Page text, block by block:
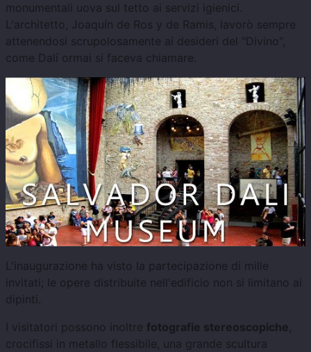
monumentali uova sul tetto ai servizi igienici.
L'architetto, Joaquín de Ros y de Ramis, lavorò sempre
attenendosi scrupolosamente ai desideri del "Divino",
come Dalí ormai si faceva chiamare.
L'inaugurazione ha visto la partecipazione di mille
invitati; le opere distribuite nell'edificio non si limitano ai
dipinti.
I visitatori possono inoltre fotografie stereoscopiche,
crocifissi in metallo flessibile, una grande scultura